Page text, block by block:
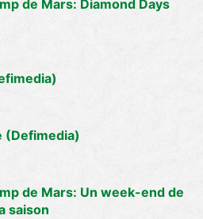
de Mars: Diamond Days
(Defimedia)
de Mars: Un week-end de
saison